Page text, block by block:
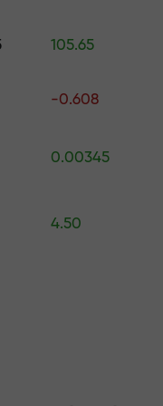
মুনাফার
বেশি
105.65
-0.608
0.00345
4.50